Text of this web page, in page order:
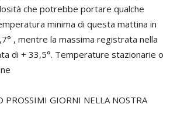
che potrebbe portare qualche
minima di questa mattina in
, mentre la massima registrata nella
di + 33,5°. Temperature stazionarie o
PROSSIMI GIORNI NELLA NOSTRA